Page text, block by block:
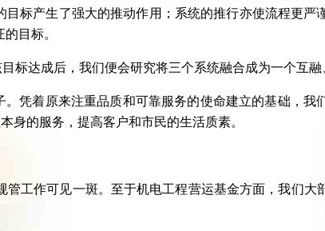
标产生了强大的推动作用；系统的推行亦使流程更严
目标。
标达成后，我们便会研究将三个系统融合成为一个互融
凭着原来注重品质和可靠服务的使命建立的基础，我
身的服务，提高客户和市民的生活质素。
工作可见一斑。至于机电工程营运基金方面，我们大